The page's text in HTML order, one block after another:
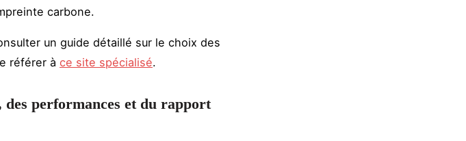
carbone.
un guide détaillé sur le choix des
référer à ce site spécialisé.
des performances et du rapport